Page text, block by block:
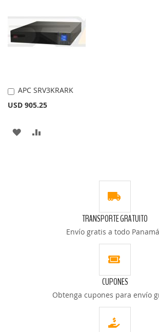
APC SRV3KRARK
USD 905.25
Añadir
al
carrito
AÑADIR
TRANSPORTE GRATUITO
Envío gratis a todo
CUPONES
Obtenga cupones para envío